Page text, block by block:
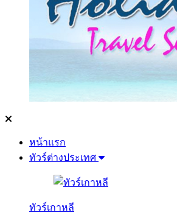
หน้าแรก
ทัวร์ต่างประเทศ
ทัวร์เกาหลี